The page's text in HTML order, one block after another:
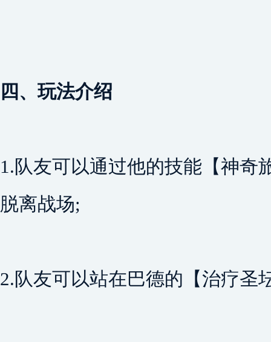
四、玩法介绍
1.队友可以通过他的技能【神奇
脱离战场;
2.队友可以站在巴德的【治疗圣